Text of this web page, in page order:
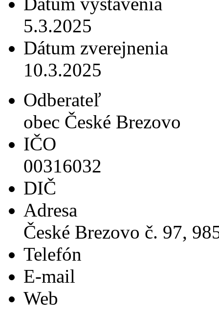
5.3.2025
Dátum zverejnenia
10.3.2025
Odberateľ
obec České Brezovo
IČO
00316032
DIČ
Adresa
České Brezovo č. 97,
Telefón
E-mail
Web